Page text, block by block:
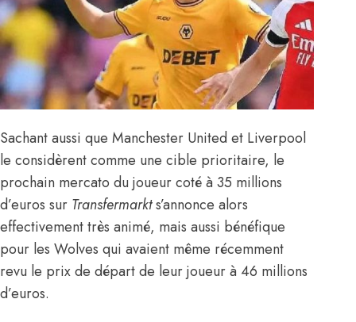
Sachant aussi que Manchester United et Liverpool
le considèrent comme une cible prioritaire, le
prochain mercato du joueur coté à 35 millions
d’euros sur Transfermarkts’annonce alors
effectivement très animé, mais aussi bénéfique
pour les Wolves qui avaient même récemment
revu le prix de départ de leur joueur à 46 millions
d’euros.